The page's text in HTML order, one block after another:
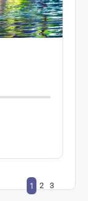
1 2 3